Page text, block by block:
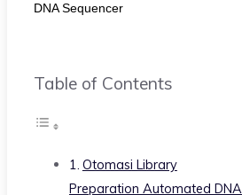
DNA Sequencer
Table of Contents
Otomasi Library
Preparation Automated DNA